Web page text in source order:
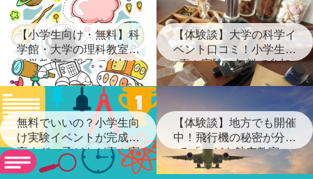
【小学生向け・無料】科
学館・大学の理科教室・
科学教室に親子で参加！
【体験談】大学の科学イ
ベント口コミ！小学生が
喜ぶ実験に無料で参加
無料でいいの？小学生向
け実験イベントが完成度
高すぎ…子どもが喜ぶ実
験ショー
【体験談】地方でも開催
中！飛行機の秘密が分か
る「こども航空教室」